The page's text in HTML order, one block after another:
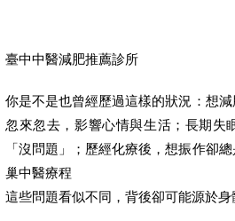
臺中中醫減肥推薦診所
你是不是也曾經歷過這樣的狀況：想
忽來忽去，影響心情與生活；長期失
「沒問題」；歷經化療後，想振作卻
巢中醫療程
這些問題看似不同，背後卻可能源於身